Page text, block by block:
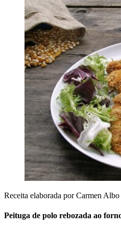
Receita elaborada por Carmen
Peituga de polo rebozada ao